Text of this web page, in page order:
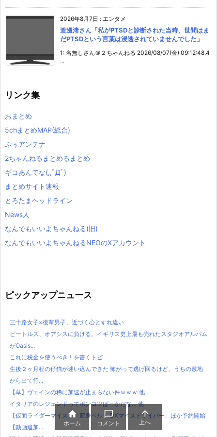
2026年8月7日 : エンタメ
渡邊渚さん「私がPTSDと診断された当時、世間はま
だPTSDという言葉は浸透されていませんでした」
1: 名無しさん＠２ちゃんねる 2026/08/07(金) 09:12:48.4
...
リンク集
おまとめ
5chまとめMAP(総合)
ぷぅアンテナ
2ちゃんねるまとめるまとめ
ギコあんてな(,,ﾟДﾟ)
まとめサイト速報
とろたまヘッドライン
News人
なんでもいいよちゃんねる(旧)
なんでもいいよちゃんねるNEOのXアカウント
ピックアップニュース
三十路女子×後輩男子、近づく心とすれ違い
ビートルズ、オアシスに負ける。イギリス史上最も売れたスタジオアルバム
がOasis...
これに税金を使うべき！を書くトピ
生後２ヶ月程の仔猫が迷い込んできた 怖がって逃げ回るけど、うちの敷地
から出て行...
【草】ヴェインの稀に加速が止まらない件ｗｗｗ 他
イタリアのレジェンドってポンコツばっかだな… 他
【仮面ライダーマイス】「変身ベルト DXマイスドライバー」ほか予約開始
【動画追加...

ホーム

コメント

上へ